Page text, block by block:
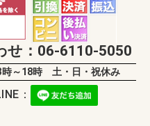
せ：06-6110-5050
時～18時 土・日・祝休み
：